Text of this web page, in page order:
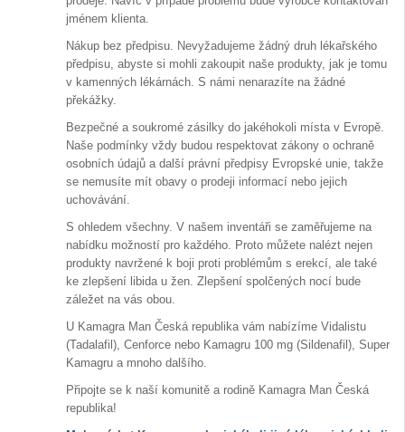
jménem klienta.
Nákup bez předpisu. Nevyžadujeme žádný druh lékařského
předpisu, abyste si mohli zakoupit naše produkty, jak je tomu
v kamenných lékárnách. S námi nenarazíte na žádné
překážky.
Bezpečné a soukromé zásilky do jakéhokoli místa v Evropě.
Naše podmínky vždy budou respektovat zákony o ochraně
osobních údajů a další právní předpisy Evropské unie, takže
se nemusíte mít obavy o prodeji informací nebo jejich
uchovávání.
S ohledem všechny. V našem inventáři se zaměřujeme na
nabídku možností pro každého. Proto můžete nalézt nejen
produkty navržené k boji proti problémům s erekcí, ale také
ke zlepšení libida u žen. Zlepšení spolčených nocí bude
záležet na vás obou.
U Kamagra Man Česká republika vám nabízíme Vidalistu
(Tadalafil), Cenforce nebo Kamagru 100 mg (Sildenafil), Super
Kamagru a mnoho dalšího.
Připojte se k naší komunitě a rodině Kamagra Man Česká
republika!